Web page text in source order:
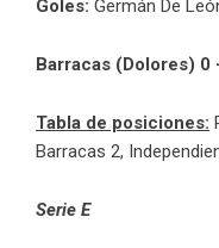
Goles: Germán De
Barracas (Dolores)
Tabla de posiciones:
Barracas 2,
Serie E